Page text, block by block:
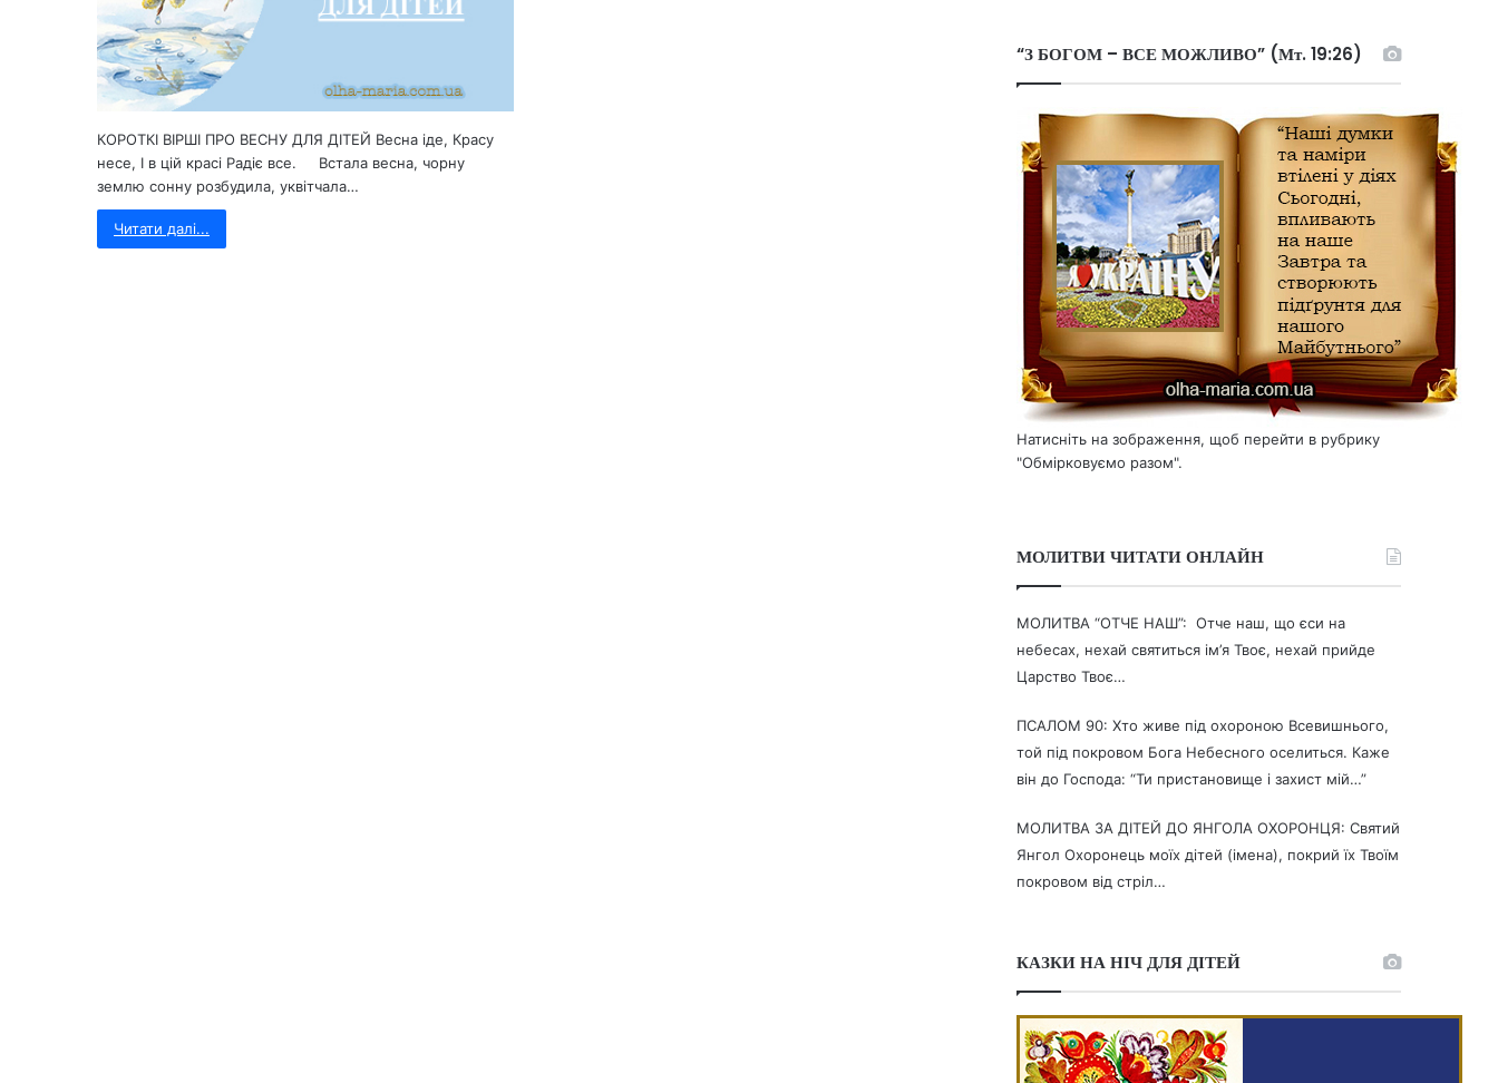
КОРОТКІ ВІРШІ ПРО ВЕСНУ ДЛЯ ДІТЕЙ Весна іде, Красу
несе, І в цій красі Радіє все. Встала весна, чорну
землю сонну розбудила, уквітчала…
Читати далі...
“З БОГОМ – ВСЕ МОЖЛИВО” (Мт. 19:26)
Натисніть на зображення, щоб перейти в рубрику
"Обмірковуємо разом".
МОЛИТВИ ЧИТАТИ ОНЛАЙН
МОЛИТВА “ОТЧЕ НАШ”: Отче наш, що єси на
небесах, нехай святиться ім’я Твоє, нехай прийде
Царство Твоє…
ПСАЛОМ 90: Хто живе під охороною Всевишнього,
той під покровом Бога Небесного оселиться. Каже
він до Господа: “Ти пристановище і захист мій…”
МОЛИТВА ЗА ДІТЕЙ ДО ЯНГОЛА ОХОРОНЦЯ: Святий
Янгол Охоронець моїх дітей (імена), покрий їх Твоїм
покровом від стріл…
КАЗКИ НА НІЧ ДЛЯ ДІТЕЙ